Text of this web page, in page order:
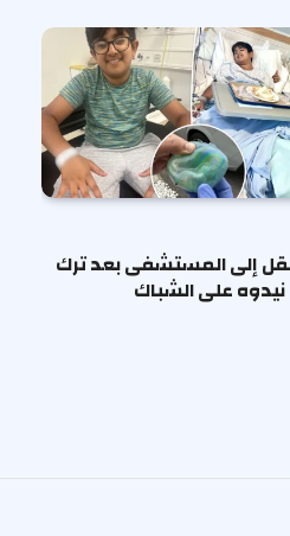
إلى المستشفى بعد ترك
على الشباك